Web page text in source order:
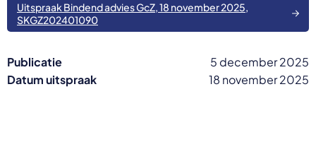
Uitspraak Bindend advies GcZ, 18 november 2025,
SKGZ202401090
Publicatie
5 december 2025
Datum uitspraak
18 november 2025